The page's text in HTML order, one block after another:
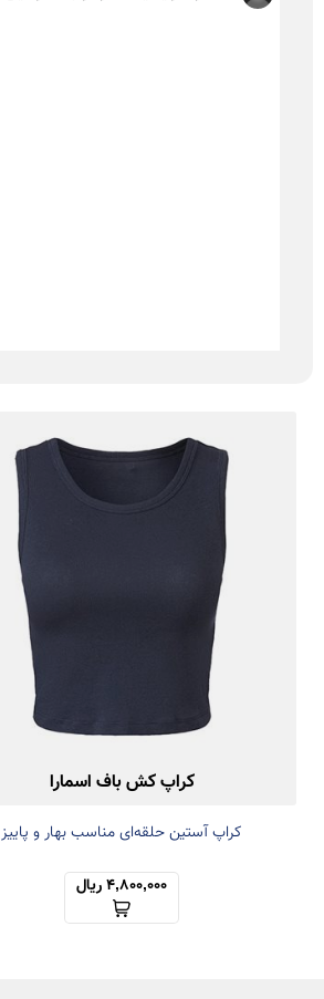
کراپ کش باف اسمارا
کراپ آستین حلقه‌ای مناسب بهار و پاییز
4,800,000 ریال